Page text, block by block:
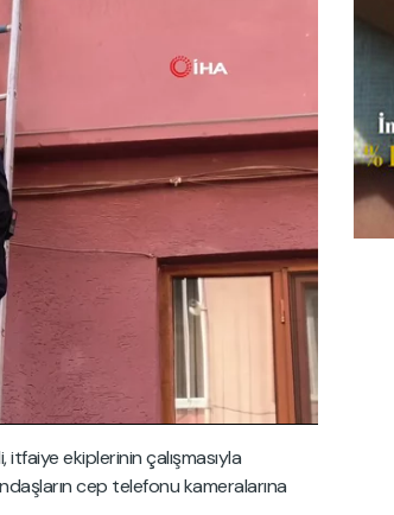
ekiplerinin çalışmasıyla
cep telefonu kameralarına